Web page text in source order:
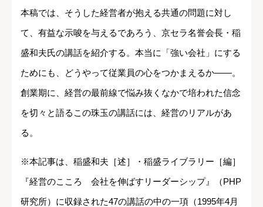
本稿では、そうした経営者が抱える共通の問題に対し
て、有益な示唆を与えるであろう、京セラ名誉会長・稲
盛和夫氏の講話を紹介する。本当に「強い会社」にする
ためにも、どうやって従業員の心をつかまえるか――。
創業期に、経営の最前線で悩み抜くなかで培われた信念
を切々と語るこの珠玉の講話には、経営のリアルがあ
る。
※本記事は、稲盛和夫［述］・稲盛ライブラリー［編］
『経営のこころ 会社を伸ばすリーダーシップ』（PHP
研究所）に収録された47の講話の中の一項（1995年4月